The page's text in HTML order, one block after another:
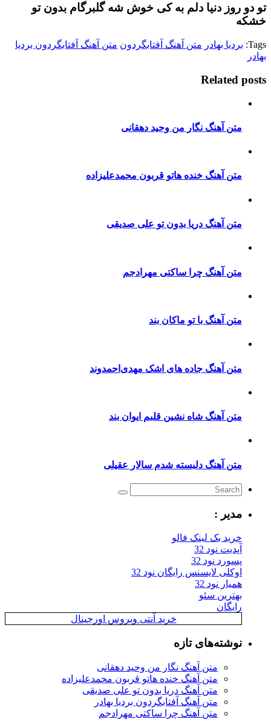
تو دو روز دنیا دلم به کی خوش شه گلبرگام بدون تو
خشکه
Tags: بردیا بهادر متن آهنگ آفتابگردون متن آهنگ آفتابگردون بردیا
بهادر
Related posts
متن آهنگ نگار من وحید دهقانی
متن آهنگ خنده هاتو قربون محمدعلیزاده
متن آهنگ دریا بدون تو علی صدیقی
متن آهنگ چرا ساکتی مهرادجم
متن آهنگ با تو ماکان بند
متن آهنگ جاده های اشک مهدی‌احمدوند
متن آهنگ شاه نشین قلبم ایوان بند
متن آهنگ دلبسته شدم سالار عقیلی
مدیر :
خرید بک لینک فالو
آپدیت نود 32
پسورد نود 32
اوکلی لایسنس رایگان نود 32
همیار نود 32
بهترین سئو
رایگان
خرید آنتی ویروس اورجینال
نوشته‌های تازه
متن آهنگ نگار من وحید دهقانی
متن آهنگ خنده هاتو قربون محمدعلیزاده
متن آهنگ دریا بدون تو علی صدیقی
متن آهنگ آفتابگردون بردیا بهادر
متن آهنگ چرا ساکتی مهرادجم